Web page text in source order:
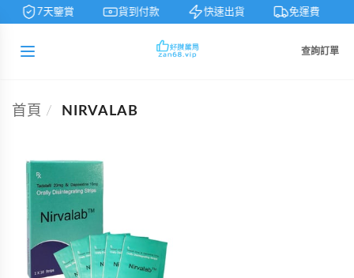
7天鑒賞 貨到付款 快速出貨 免運費
查詢訂單
首頁 / NIRVALAB